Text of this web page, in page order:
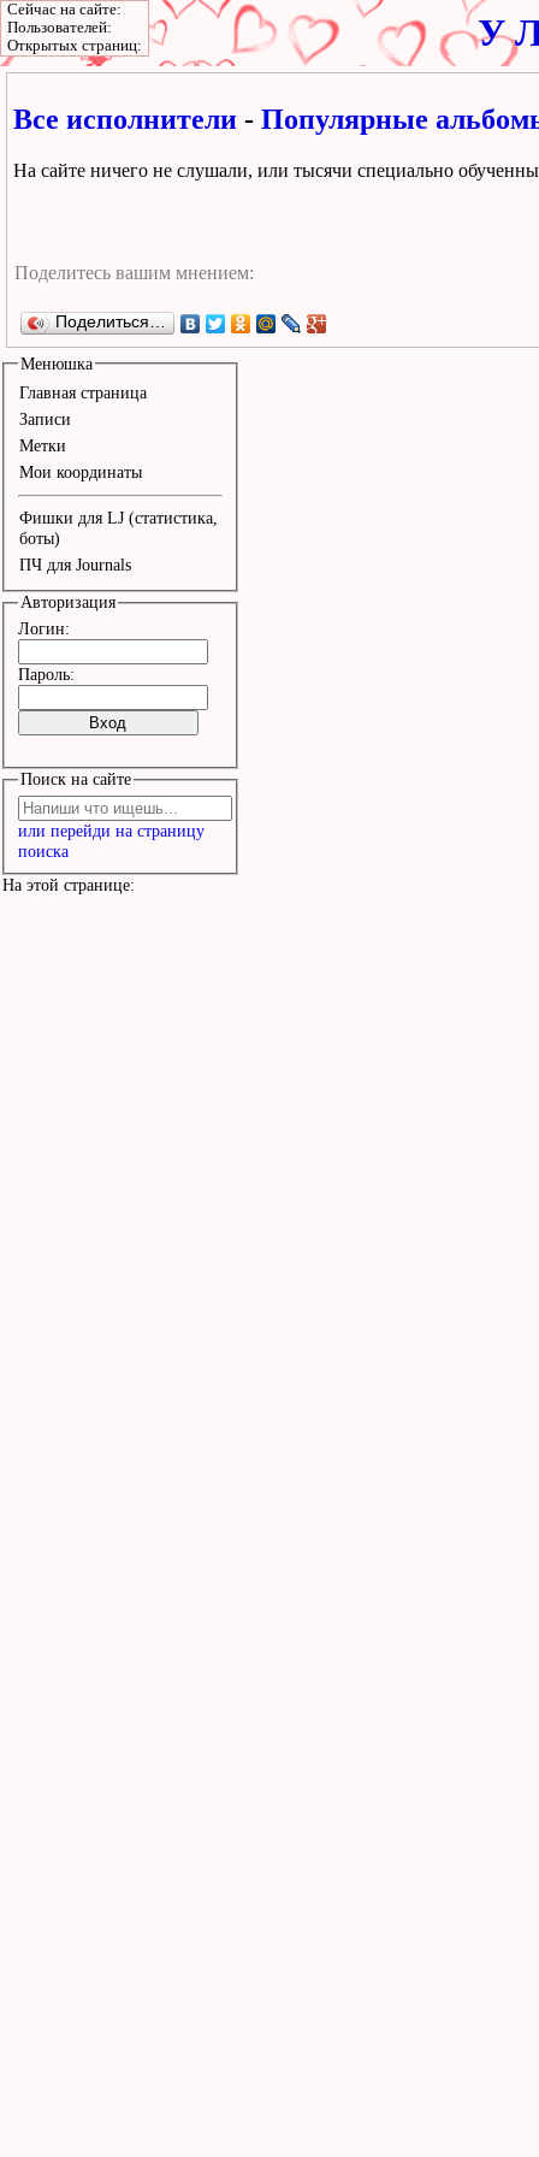
У
Все исполнители - Популярные
На сайте ничего не слушали, или тысячи специально
Поделиться…
Менюшка
Главная страница
Записи
Метки
Мои координаты
Фишки для LJ (статистика,
боты)
ПЧ для Journals
Авторизация
Логин:
Пароль:
Поиск на сайте
или перейди на страницу
поиска
На этой странице:
Сейчас на сайте:
Пользователей:
Открытых страниц: